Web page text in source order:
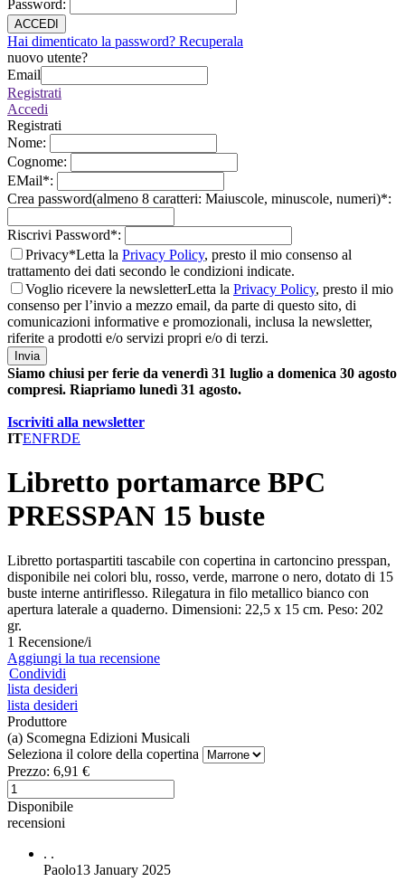
Password:
ACCEDI
Hai dimenticato la password? Recuperala
nuovo utente?
Email
Registrati
Accedi
Registrati
Nome:
Cognome:
EMail*:
Crea password(almeno 8 caratteri: Maiuscole, minuscole, numeri)*:
Riscrivi Password*:
Privacy*Letta la Privacy Policy, presto il mio consenso al
trattamento dei dati secondo le condizioni indicate.
Voglio ricevere la newsletterLetta la Privacy Policy, presto il mio
consenso per l’invio a mezzo email, da parte di questo sito, di
comunicazioni informative e promozionali, inclusa la newsletter,
riferite a prodotti e/o servizi propri e/o di terzi.
Invia
Siamo chiusi per ferie da venerdì 31 luglio a domenica 30 agosto
compresi. Riapriamo lunedì 31 agosto.
Iscriviti alla newsletter
ITENFRDE
Libretto portamarce BPC
PRESSPAN 15 buste
Libretto portaspartiti tascabile con copertina in cartoncino presspan,
disponibile nei colori blu, rosso, verde, marrone o nero, dotato di 15
buste interne antiriflesso. Rilegatura in filo metallico bianco con
apertura laterale a quaderno. Dimensioni: 22,5 x 15 cm. Peso: 202
gr.
1 Recensione/i
Aggiungi la tua recensione
Condividi
lista desideri
lista desideri
Produttore
(a) Scomegna Edizioni Musicali
Seleziona il colore della copertina
Prezzo: 6,91 €
Disponibile
recensioni
. .
Paolo13 January 2025